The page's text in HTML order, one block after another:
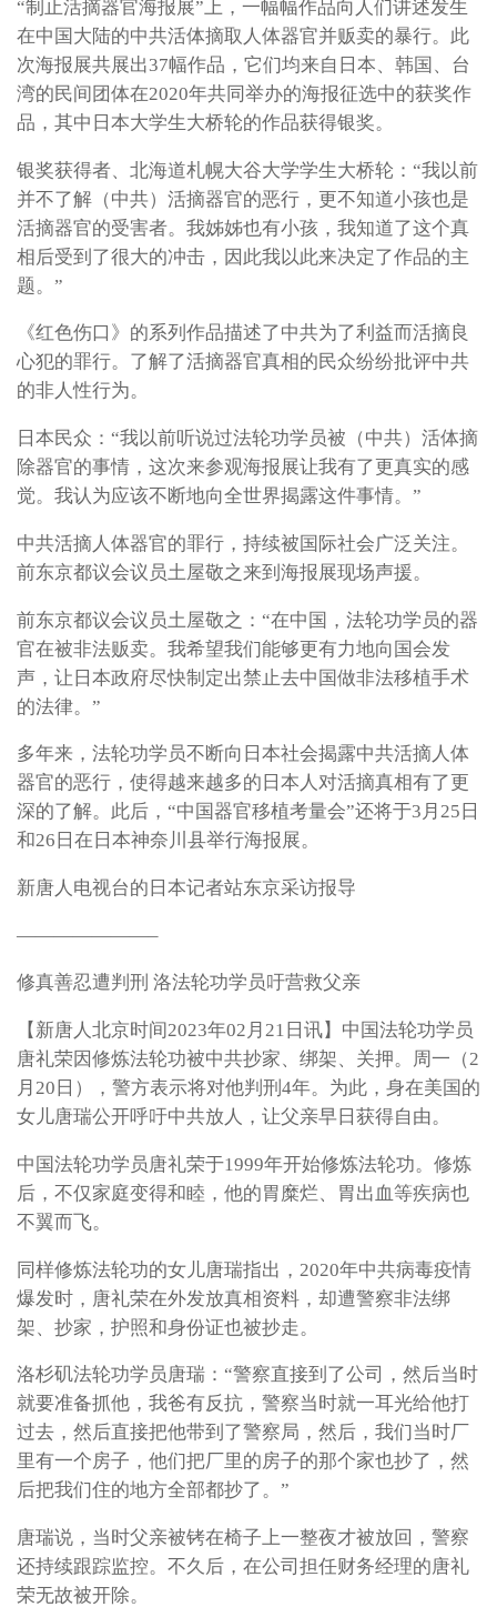
“制止活摘器官海报展”上，一幅幅作品向人们讲述发生
在中国大陆的中共活体摘取人体器官并贩卖的暴行。此
次海报展共展出37幅作品，它们均来自日本、韩国、台
湾的民间团体在2020年共同举办的海报征选中的获奖作
品，其中日本大学生大桥轮的作品获得银奖。
银奖获得者、北海道札幌大谷大学学生大桥轮：“我以前
并不了解（中共）活摘器官的恶行，更不知道小孩也是
活摘器官的受害者。我姊姊也有小孩，我知道了这个真
相后受到了很大的冲击，因此我以此来决定了作品的主
题。”
《红色伤口》的系列作品描述了中共为了利益而活摘良
心犯的罪行。了解了活摘器官真相的民众纷纷批评中共
的非人性行为。
日本民众：“我以前听说过法轮功学员被（中共）活体摘
除器官的事情，这次来参观海报展让我有了更真实的感
觉。我认为应该不断地向全世界揭露这件事情。”
中共活摘人体器官的罪行，持续被国际社会广泛关注。
前东京都议会议员土屋敬之来到海报展现场声援。
前东京都议会议员土屋敬之：“在中国，法轮功学员的器
官在被非法贩卖。我希望我们能够更有力地向国会发
声，让日本政府尽快制定出禁止去中国做非法移植手术
的法律。”
多年来，法轮功学员不断向日本社会揭露中共活摘人体
器官的恶行，使得越来越多的日本人对活摘真相有了更
深的了解。此后，“中国器官移植考量会”还将于3月25日
和26日在日本神奈川县举行海报展。
新唐人电视台的日本记者站东京采访报导
———————–
修真善忍遭判刑 洛法轮功学员吁营救父亲
【新唐人北京时间2023年02月21日讯】中国法轮功学员
唐礼荣因修炼法轮功被中共抄家、绑架、关押。周一（2
月20日），警方表示将对他判刑4年。为此，身在美国的
女儿唐瑞公开呼吁中共放人，让父亲早日获得自由。
中国法轮功学员唐礼荣于1999年开始修炼法轮功。修炼
后，不仅家庭变得和睦，他的胃糜烂、胃出血等疾病也
不翼而飞。
同样修炼法轮功的女儿唐瑞指出，2020年中共病毒疫情
爆发时，唐礼荣在外发放真相资料，却遭警察非法绑
架、抄家，护照和身份证也被抄走。
洛杉矶法轮功学员唐瑞：“警察直接到了公司，然后当时
就要准备抓他，我爸有反抗，警察当时就一耳光给他打
过去，然后直接把他带到了警察局，然后，我们当时厂
里有一个房子，他们把厂里的房子的那个家也抄了，然
后把我们住的地方全部都抄了。”
唐瑞说，当时父亲被铐在椅子上一整夜才被放回，警察
还持续跟踪监控。不久后，在公司担任财务经理的唐礼
荣无故被开除。